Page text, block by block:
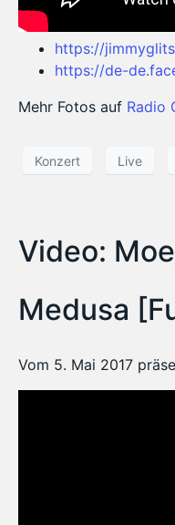
https://
https://de-
Mehr Fotos auf Radio
Konzert Live
Video:
Medusa
Vom 5. Mai 2017